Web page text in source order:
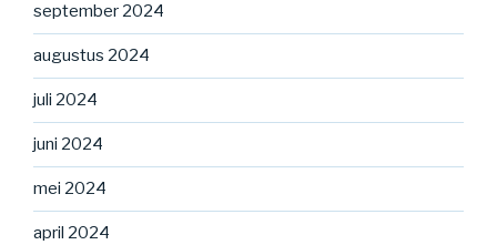
september 2024
augustus 2024
juli 2024
juni 2024
mei 2024
april 2024